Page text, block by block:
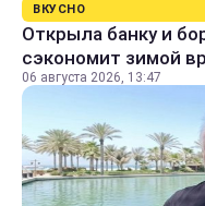
ВКУСНО
Открыла банку и
сэкономит зимой
06 августа 2026, 13:47